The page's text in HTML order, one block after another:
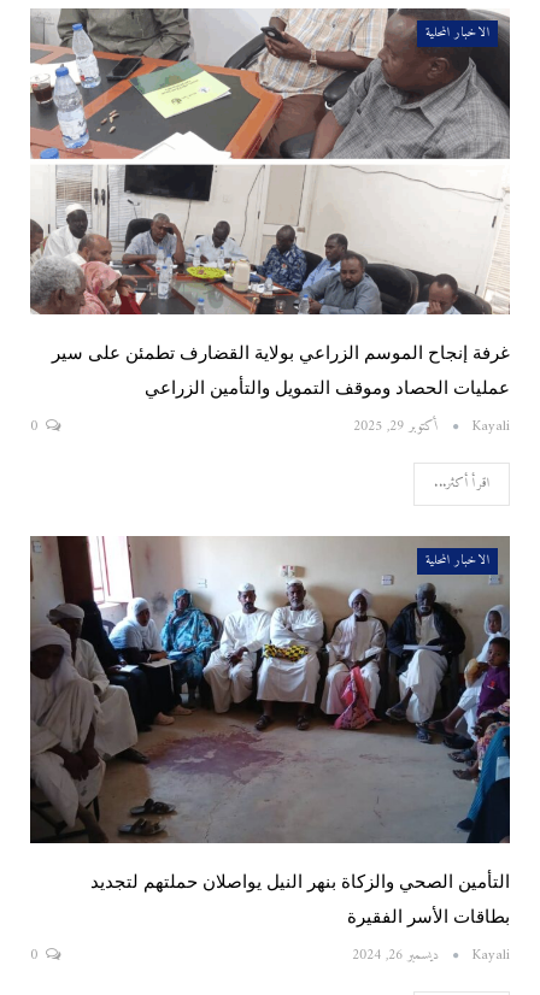
الاخبار المحلية
غرفة إنجاح الموسم الزراعي بولاية القضارف تطمئن على سير
عمليات الحصاد وموقف التمويل والتأمين الزراعي
Kayali أكتوبر 29, 2025
اقرأ أكثر...
الاخبار المحلية
التأمين الصحي والزكاة بنهر النيل يواصلان حملتهم لتجديد
بطاقات الأسر الفقيرة
Kayali ديسمبر 26, 2024